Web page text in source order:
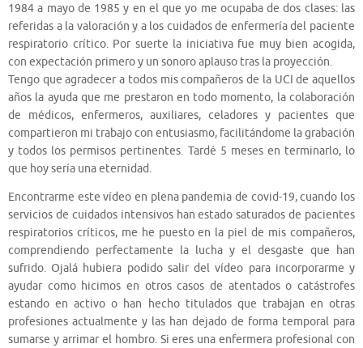
1984 a mayo de 1985 y en el que yo me ocupaba de dos clases: las
referidas a la valoración y a los cuidados de enfermería del paciente
respiratorio crítico. Por suerte la iniciativa fue muy bien acogida,
con expectación primero y un sonoro aplauso tras la proyección.
Tengo que agradecer a todos mis compañeros de la UCI de aquellos
años la ayuda que me prestaron en todo momento, la colaboración
de médicos, enfermeros, auxiliares, celadores y pacientes que
compartieron mi trabajo con entusiasmo, facilitándome la grabación
y todos los permisos pertinentes. Tardé 5 meses en terminarlo, lo
que hoy sería una eternidad.
Encontrarme este vídeo en plena pandemia de covid-19, cuando los
servicios de cuidados intensivos han estado saturados de pacientes
respiratorios críticos, me he puesto en la piel de mis compañeros,
comprendiendo perfectamente la lucha y el desgaste que han
sufrido. Ojalá hubiera podido salir del vídeo para incorporarme y
ayudar como hicimos en otros casos de atentados o catástrofes
estando en activo o han hecho titulados que trabajan en otras
profesiones actualmente y las han dejado de forma temporal para
sumarse y arrimar el hombro. Si eres una enfermera profesional con